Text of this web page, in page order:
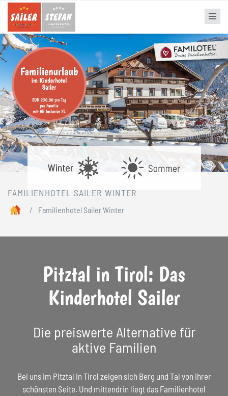
Direkt
zum
Inhalt
FAMILIENHOTEL SAILER WINTER
Pfadnavigation
/ Familienhotel Sailer Winter
Pitztal in Tirol: Das
Kinderhotel Sailer
Die preiswerte Alternative für
aktive Familien
Bei uns im Pitztal in Tirol zeigen sich Berg und Tal von ihrer
schönsten Seite. Und mittendrin liegt das Familienhotel